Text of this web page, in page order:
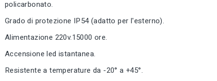
policarbonato.
Grado di protezione IP54 (adatto per l'esterno).
Alimentazione 220v.15000 ore.
Accensione led istantanea.
Resistente a temperature da -20° a +45°.